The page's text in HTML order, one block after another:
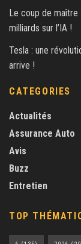
Le coup de maître
milliards sur l’IA !
Tesla : une
arrive !
CATEGORIES
Actualités
Assurance Auto
Avis
Buzz
Entretien
TOP